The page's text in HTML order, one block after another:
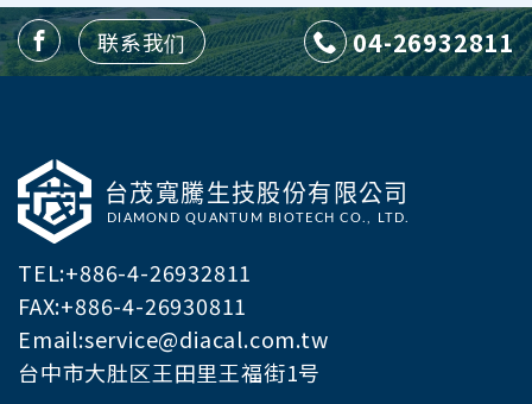
联系我们 04-26932811
TEL:+886-4-26932811
FAX:+886-4-26930811
Email:service@diacal.com.tw
台中市大肚区王田里王福街1号